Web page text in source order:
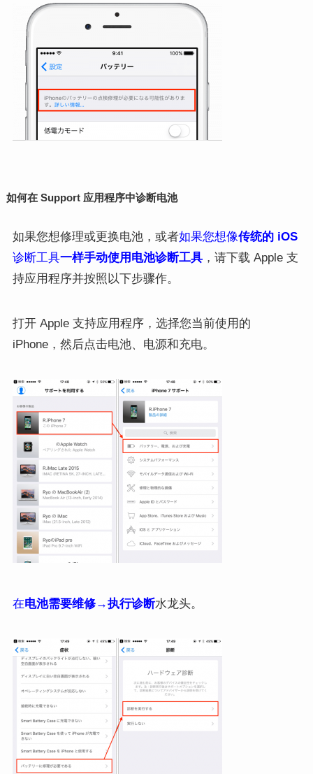
如何在 Support 应用程序中诊断电池
如果您想修理或更换电池，或者如果您想像传统的 iOS
诊断工具一样手动使用电池诊断工具， 请下载 Apple 支
持应用程序并按照以下步骤作。
打开 Apple 支持应用程序，选择您当前使用的
iPhone，然后点击电池、电源和充电。
在电池需要维修→执行诊断水龙头。